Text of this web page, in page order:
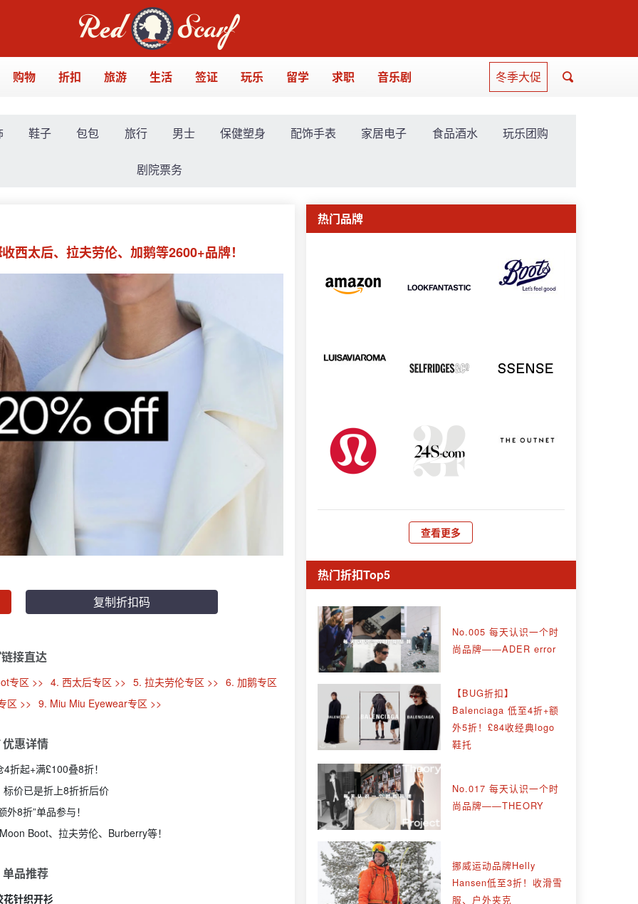
购物 折扣 旅游 生活 签证 玩乐 留学 求职 音乐剧 冬季大促
鞋子 包包 旅行 男士 保健塑身 配饰手表 家居电子 食品酒水 玩乐团购
剧院票务
西太后、拉夫劳伦、加鹅等2600+品牌！
复制折扣码
接直达
专区 >> 4. 西太后专区 >> 5. 拉夫劳伦专区 >> 6. 加鹅专区
区 >> 9. Miu Miu Eyewear专区 >>
优惠详情
折起+满£100叠8折！
价已是折上8折折后价
8折”单品参与！
Boot、拉夫劳伦、Burberry等！
单品推荐
花针织开衫
热门品牌
查看更多
热门折扣Top5
No.005 每天认识一个时
尚品牌——ADER error
【BUG折扣】
Balenciaga 低至4折+额
外5折！£84收经典logo
鞋托
No.017 每天认识一个时
尚品牌——THEORY
挪威运动品牌Helly
Hansen低至3折！收滑雪
服、户外夹克